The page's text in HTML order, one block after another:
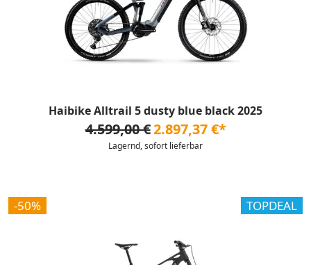
Haibike Alltrail 5 dusty blue black 2025
4.599,00 €2.897,37 €*
Lagernd, sofort lieferbar
-50% TOPDEAL